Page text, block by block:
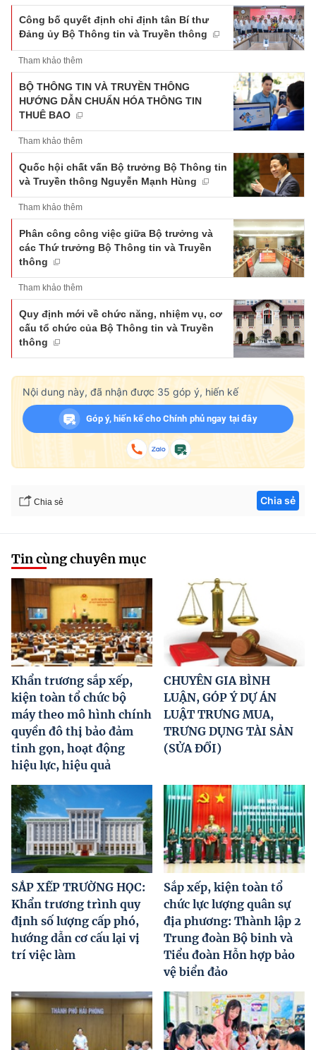
Công bố quyết định chỉ định tân Bí thư
Đảng ủy Bộ Thông tin và Truyền thông
Tham khảo thêm
BỘ THÔNG TIN VÀ TRUYỀN THÔNG
HƯỚNG DẪN CHUẨN HÓA THÔNG TIN
THUÊ BAO
Tham khảo thêm
Quốc hội chất vấn Bộ trưởng Bộ Thông tin
và Truyền thông Nguyễn Mạnh Hùng
Tham khảo thêm
Phân công công việc giữa Bộ trưởng và
các Thứ trưởng Bộ Thông tin và Truyền
thông
Tham khảo thêm
Quy định mới về chức năng, nhiệm vụ, cơ
cấu tổ chức của Bộ Thông tin và Truyền
thông
Nội dung này, đã nhận được 35 góp ý, hiến kế
Góp ý, hiến kế cho Chính phủ ngay tại đây
Chia sẻ Chia sẻ
Tin cùng chuyên mục
Khẩn trương sắp xếp,
kiện toàn tổ chức bộ
máy theo mô hình chính
quyền đô thị bảo đảm
tinh gọn, hoạt động
hiệu lực, hiệu quả
CHUYÊN GIA BÌNH
LUẬN, GÓP Ý DỰ ÁN
LUẬT TRƯNG MUA,
TRƯNG DỤNG TÀI SẢN
(SỬA ĐỔI)
SẮP XẾP TRƯỜNG HỌC:
Khẩn trương trình quy
định số lượng cấp phó,
hướng dẫn cơ cấu lại vị
trí việc làm
Sắp xếp, kiện toàn tổ
chức lực lượng quân sự
địa phương: Thành lập 2
Trung đoàn Bộ binh và
Tiểu đoàn Hỗn hợp bảo
vệ biển đảo